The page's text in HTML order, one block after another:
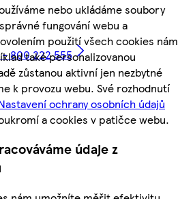
nebo ukládáme soubory
fungování webu a
použití všech cookies nám
také personalizovanou
zůstanou aktivní jen nezbytné
k provozu webu. Své rozhodnutí
ochrany osobních údajů
a cookies v patičce webu.
údaje z
800 222 555